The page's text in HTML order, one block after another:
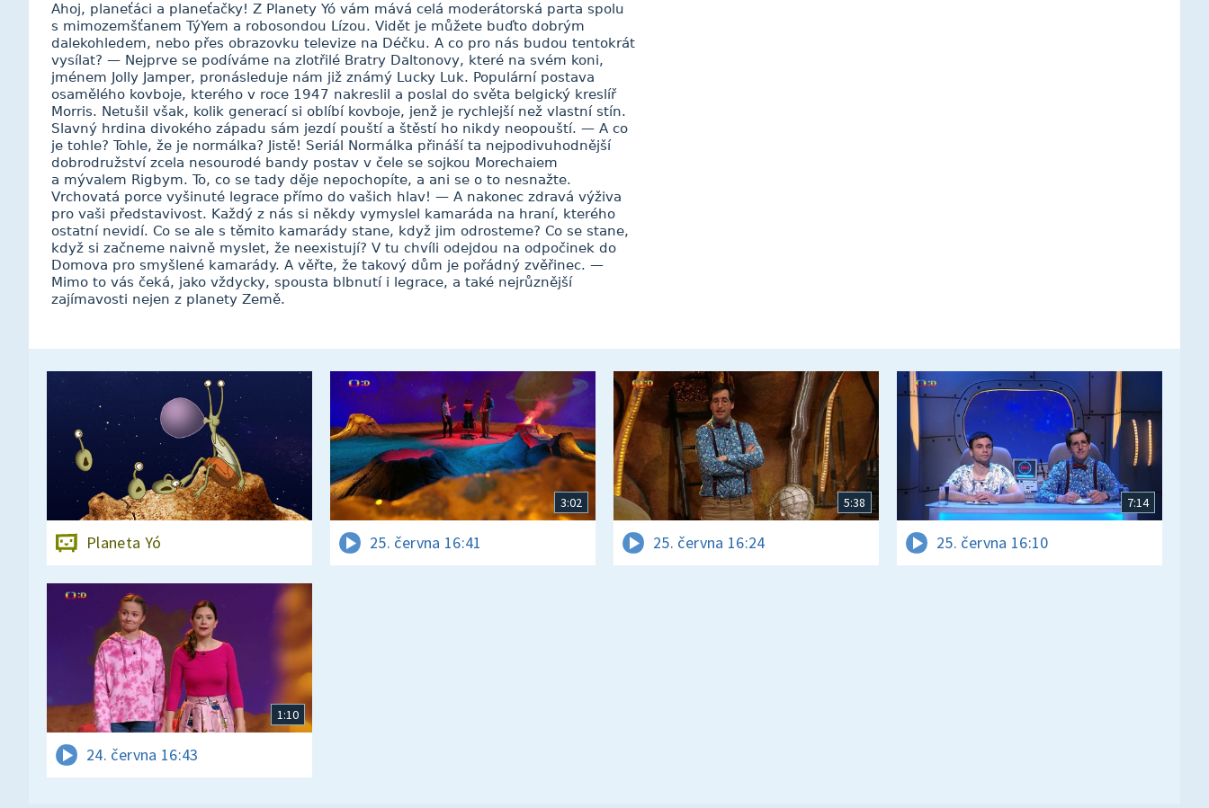
Ahoj, planeťáci a planeťačky! Z Planety Yó vám mává celá moderátorská parta spolu
s mimozemšťanem TýYem a robosondou Lízou. Vidět je můžete buďto dobrým
dalekohledem, nebo přes obrazovku televize na Déčku. A co pro nás budou tentokrát
vysílat? — Nejprve se podíváme na zlotřilé Bratry Daltonovy, které na svém koni,
jménem Jolly Jamper, pronásleduje nám již známý Lucky Luk. Populární postava
osamělého kovboje, kterého v roce 1947 nakreslil a poslal do světa belgický kreslíř
Morris. Netušil však, kolik generací si oblíbí kovboje, jenž je rychlejší než vlastní stín.
Slavný hrdina divokého západu sám jezdí pouští a štěstí ho nikdy neopouští. — A co
je tohle? Tohle, že je normálka? Jistě! Seriál Normálka přináší ta nejpodivuhodnější
dobrodružství zcela nesourodé bandy postav v čele se sojkou Morechaiem
a mývalem Rigbym. To, co se tady děje nepochopíte, a ani se o to nesnažte.
Vrchovatá porce vyšinuté legrace přímo do vašich hlav! — A nakonec zdravá výživa
pro vaši představivost. Každý z nás si někdy vymyslel kamaráda na hraní, kterého
ostatní nevidí. Co se ale s těmito kamarády stane, když jim odrosteme? Co se stane,
když si začneme naivně myslet, že neexistují? V tu chvíli odejdou na odpočinek do
Domova pro smyšlené kamarády. A věřte, že takový dům je pořádný zvěřinec. —
Mimo to vás čeká, jako vždycky, spousta blbnutí i legrace, a také nejrůznější
zajímavosti nejen z planety Země.
Planeta Yó
3:02
25. června 16:41
5:38
25. června 16:24
7:14
25. června 16:10
1:10
24. června 16:43